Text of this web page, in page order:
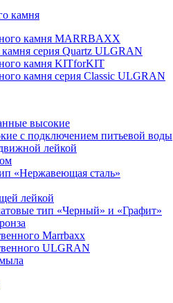
камня
камня MARRBAXX
серия Quartz ULGRAN
камня KITforKIT
камня серия Classic ULGRAN
высокие
с подключением питьевой воды
лейкой
«Нержавеющая сталь»
лейкой
тип «Черный» и «Графит»
Marrbaxx
ULGRAN